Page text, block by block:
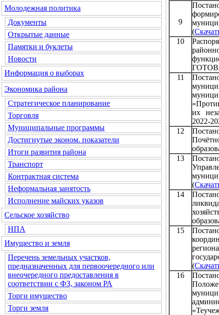
Молодежная политика
Документы
Открытые данные
Памятки и буклеты
Новости
Информация о выборах
Экономика района
Стратегическое планирование
Торговля
Муниципальные программы
Достигнутые эконом. показатели
Итоги развития района
Транспорт
Контрактная система
Неформальная занятость
Исполнение майских указов
Сельское хозяйство
НПА
Имущество и земля
Перечень земельных участков,
предназначенных для первоочередного или
внеочередного предоставления в
соответствии с ФЗ, законом РА
Торги имущество
Торги земля
9
(
10
11
их
2022-
12
13
(
14
15
(
16